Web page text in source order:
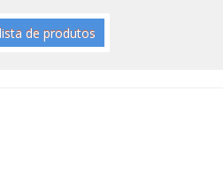
de produtos